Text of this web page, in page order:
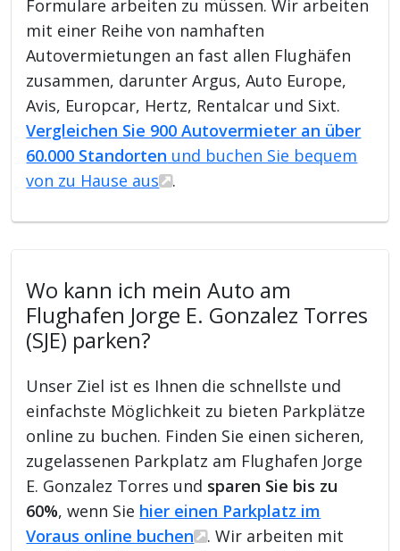
Formulare arbeiten zu müssen. Wir arbeiten
mit einer Reihe von namhaften
Autovermietungen an fast allen Flughäfen
zusammen, darunter Argus, Auto Europe,
Avis, Europcar, Hertz, Rentalcar und Sixt.
Vergleichen Sie 900 Autovermieter an über
60.000 Standorten und buchen Sie bequem
von zu Hause aus
.
Wo kann ich mein Auto am
Flughafen Jorge E. Gonzalez Torres
(SJE) parken?
Unser Ziel ist es Ihnen die schnellste und
einfachste Möglichkeit zu bieten Parkplätze
online zu buchen. Finden Sie einen sicheren,
zugelassenen Parkplatz am Flughafen Jorge
E. Gonzalez Torres und sparen Sie bis zu
60%, wenn Sie hier einen Parkplatz im
Voraus online buchen
. Wir arbeiten mit